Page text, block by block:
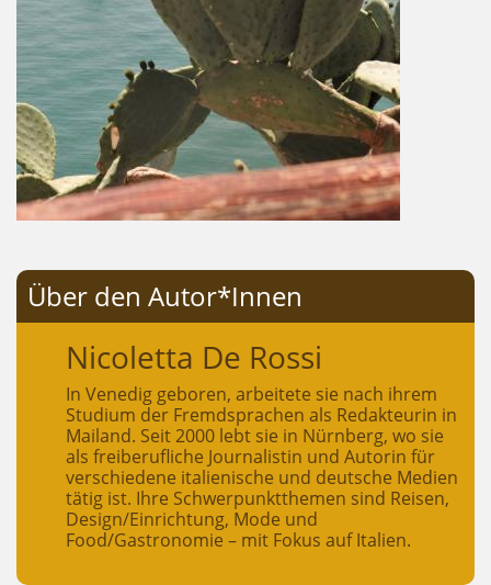
Über den Autor*Innen
Nicoletta De Rossi
In Venedig geboren, arbeitete sie nach ihrem
Studium der Fremdsprachen als Redakteurin in
Mailand. Seit 2000 lebt sie in Nürnberg, wo sie
als freiberufliche Journalistin und Autorin für
verschiedene italienische und deutsche Medien
tätig ist. Ihre Schwerpunktthemen sind Reisen,
Design/Einrichtung, Mode und
Food/Gastronomie – mit Fokus auf Italien.